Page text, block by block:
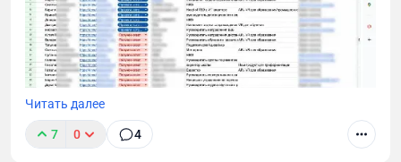
В этом лонгриде я расскажу, как через тернии проб
Читать далее
7 0 4